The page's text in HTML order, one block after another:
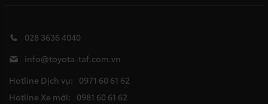
028 3636 4040
info@toyota-taf.com.vn
Hotline Dịch vụ: 0971 60 61 62
Hotline Xe mới: 0981 60 61 62